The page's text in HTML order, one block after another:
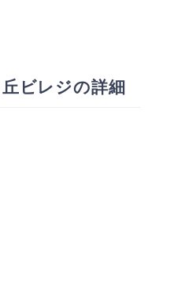
ビレジの詳細